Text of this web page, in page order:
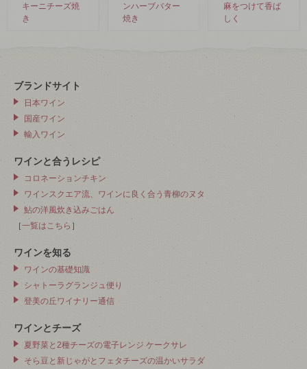
キーニチーズ焼
き
ンハーブバター
焼き
麻をつけて香ば
しく
ブランドサイト
日本ワイン
国産ワイン
輸入ワイン
ワインと合うレシピ
コロネーションチキン
ワインスクエア流、ワインに良く合う青柳のヌタ
鮎の洋風炊き込みごはん
［一覧はこちら ］
ワインを知る
ワインの基礎知識
シャトーラグランジュ便り
登美の丘ワイナリー通信
ワインとチーズ
夏野菜と2種チーズの電子レンジ ケークサレ
そら豆と新じゃがとフェタチーズの温かいサラダ